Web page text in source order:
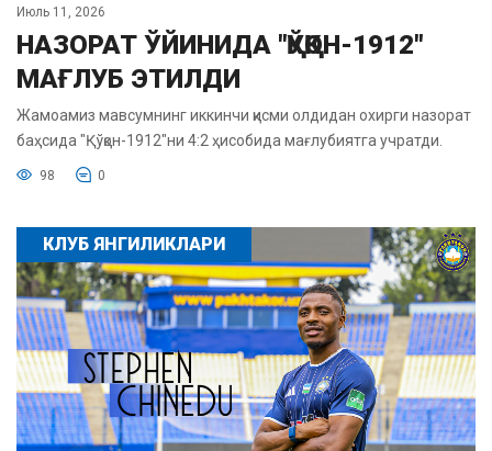
Июль 11, 2026
НАЗОРАТ ЎЙИНИДА "ҚЎҚОН-1912"
МАҒЛУБ ЭТИЛДИ
Жамоамиз мавсумнинг иккинчи қисми олдидан охирги назорат
баҳсида "Қўқон-1912"ни 4:2 ҳисобида мағлубиятга учратди.
98 0
КЛУБ ЯНГИЛИКЛАРИ